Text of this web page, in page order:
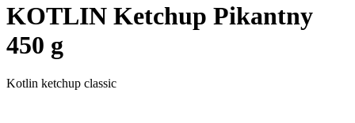
KOTLIN Ketchup Pikantny
450 g
Kotlin ketchup classic